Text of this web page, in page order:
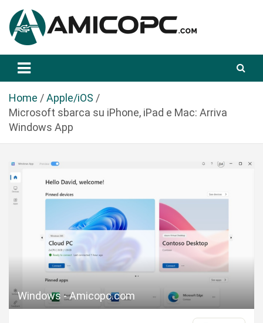
a
Amicopc.com
Home
Apple/iOS
Microsoft sbarca su iPhone, iPad e Mac: Arriva
Windows App
Windows - Amicopc.com